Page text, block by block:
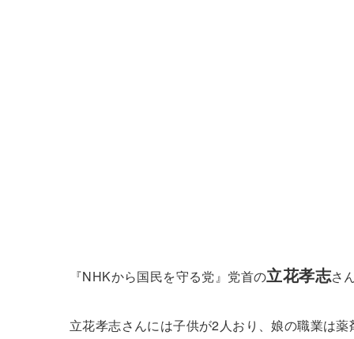
『NHKから国民を守る党』党首の立花孝志さ
立花孝志さんには子供が2人おり、娘の職業は薬